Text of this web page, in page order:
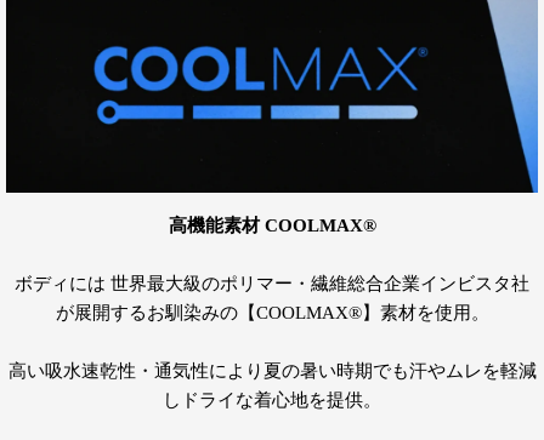
高機能素材 COOLMAX®︎
ボディには 世界最大級のポリマー・繊維総合企業インビスタ社
が展開するお馴染みの【COOLMAX®︎】素材を使用。
高い吸水速乾性・通気性により夏の暑い時期でも汗やムレを軽減
しドライな着心地を提供。